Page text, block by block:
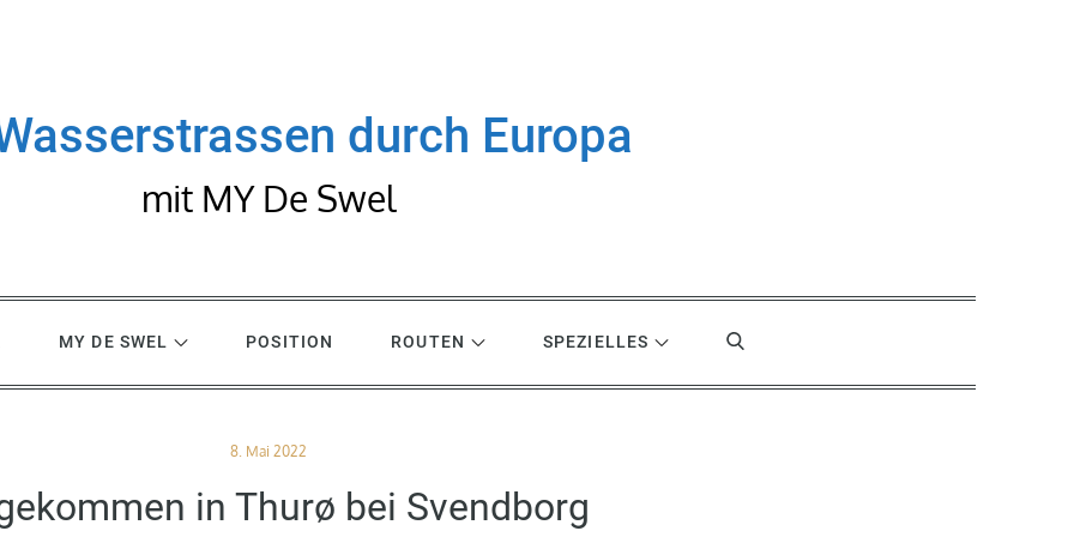
durch Europa
mit MY De Swel
MY DE SWEL POSITION ROUTEN SPEZIELLES
Posted
8. Mai 2022
in Thurø bei Svendborg